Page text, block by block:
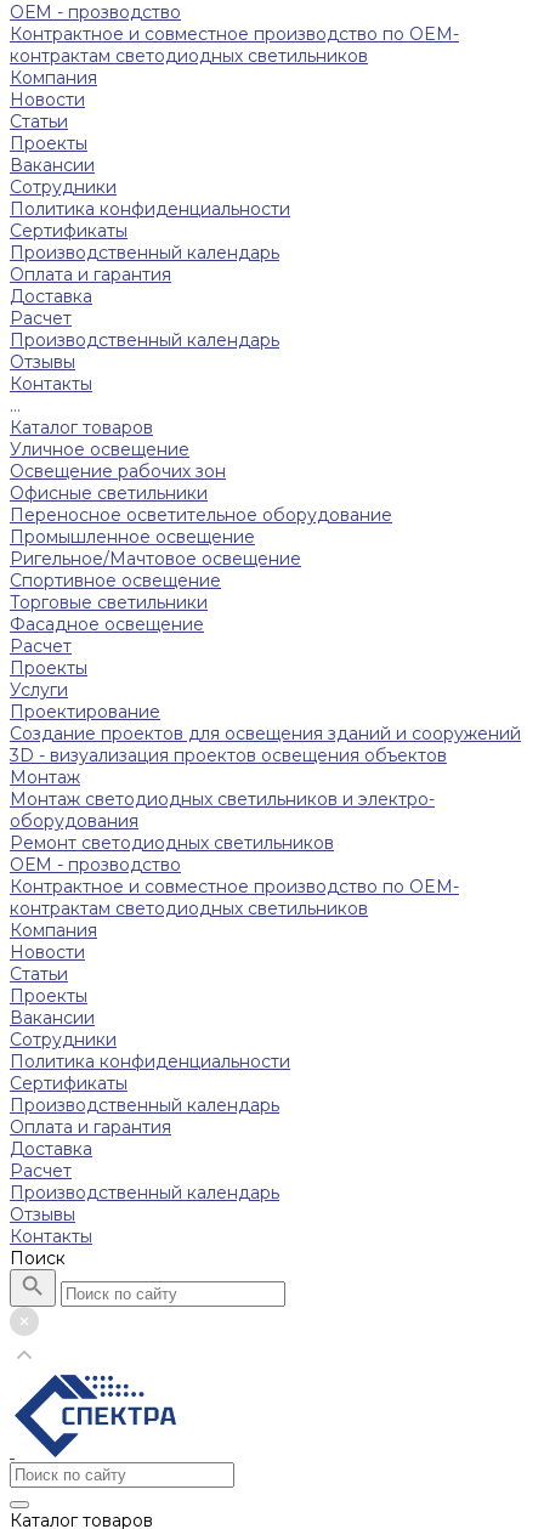
ОЕМ - прозводство
Контрактное и совместное производство по OEM-
контрактам светодиодных светильников
Компания
Новости
Статьи
Проекты
Вакансии
Сотрудники
Политика конфиденциальности
Сертификаты
Производственный календарь
Оплата и гарантия
Доставка
Расчет
Производственный календарь
Отзывы
Контакты
...
Каталог товаров
Уличное освещение
Освещение рабочих зон
Офисные светильники
Переносное осветительное оборудование
Промышленное освещение
Ригельное/Мачтовое освещение
Спортивное освещение
Торговые светильники
Фасадное освещение
Расчет
Проекты
Услуги
Проектирование
Создание проектов для освещения зданий и сооружений
3D - визуализация проектов освещения объектов
Монтаж
Монтаж светодиодных светильников и электро-
оборудования
Ремонт светодиодных светильников
ОЕМ - прозводство
Контрактное и совместное производство по OEM-
контрактам светодиодных светильников
Компания
Новости
Статьи
Проекты
Вакансии
Сотрудники
Политика конфиденциальности
Сертификаты
Производственный календарь
Оплата и гарантия
Доставка
Расчет
Производственный календарь
Отзывы
Контакты
Поиск
Каталог товаров